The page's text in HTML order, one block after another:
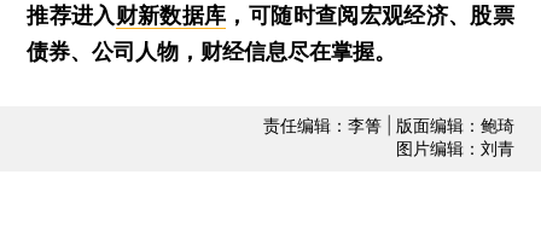
推荐进入财新数据库 ，可随时查阅宏观经济、股票
债券、公司人物，财经信息尽在掌握。
责任编辑：李箐 | 版面编辑：鲍琦
图片编辑：刘青